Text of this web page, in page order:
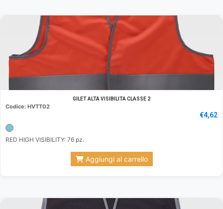
GILET ALTA VISIBILITA CLASSE 2
Codice: HVTT02
€4,62
RED HIGH VISIBILITY: 76 pz.
Aggiungi al carrello